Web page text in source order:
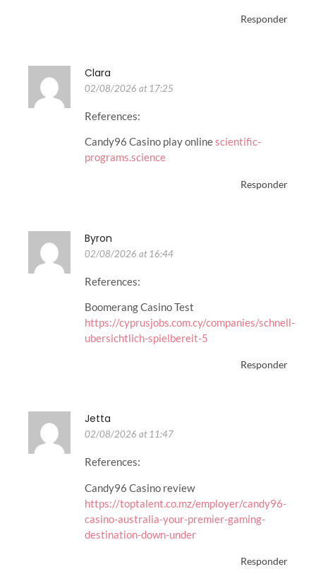
Responder
Clara
02/08/2026 at 17:25
References:
Candy96 Casino play onlinescientific-
programs.science
Responder
Byron
02/08/2026 at 16:44
References:
Boomerang Casino Test
https://cyprusjobs.com.cy/companies/schnell-
ubersichtlich-spielbereit-5
Responder
Jetta
02/08/2026 at 11:47
References:
Candy96 Casino review
https://toptalent.co.mz/employer/candy96-
casino-australia-your-premier-gaming-
destination-down-under
Responder